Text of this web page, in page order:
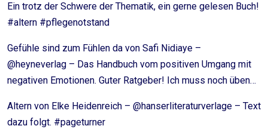
Ein trotz der Schwere der Thematik, ein gerne gelesen Buch!
#altern #pflegenotstand
Gefühle sind zum Fühlen da von Safi Nidiaye –
@heyneverlag – Das Handbuch vom positiven Umgang mit
negativen Emotionen. Guter Ratgeber! Ich muss noch üben…
Altern von Elke Heidenreich – @hanserliteraturverlage – Text
dazu folgt. #pageturner